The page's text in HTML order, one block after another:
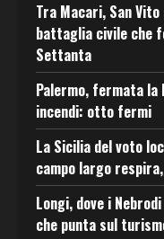
Tra Macari, San
battaglia civile che
Settanta
Palermo, fermata la
incendi: otto fermi
La Sicilia del voto
campo largo
Longi, dove i
che punta sul